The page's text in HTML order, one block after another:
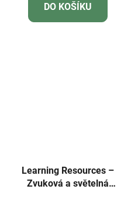
DO KOŠÍKU
Learning Resources –
Zvuková a světelná